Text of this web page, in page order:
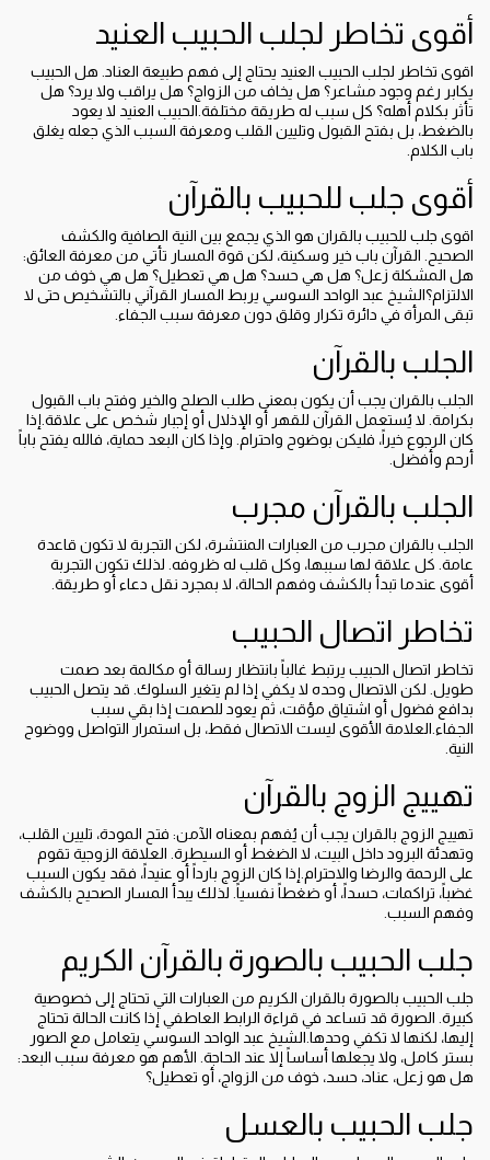
أقوى تخاطر لجلب الحبيب العنيد
اقوى تخاطر لجلب الحبيب العنيد يحتاج إلى فهم طبيعة العناد. هل الحبيب
يكابر رغم وجود مشاعر؟ هل يخاف من الزواج؟ هل يراقب ولا يرد؟ هل
تأثر بكلام أهله؟ كل سبب له طريقة مختلفة.الحبيب العنيد لا يعود
بالضغط، بل بفتح القبول وتليين القلب ومعرفة السبب الذي جعله يغلق
باب الكلام.
أقوى جلب للحبيب بالقرآن
اقوى جلب للحبيب بالقران هو الذي يجمع بين النية الصافية والكشف
الصحيح. القرآن باب خير وسكينة، لكن قوة المسار تأتي من معرفة العائق:
هل المشكلة زعل؟ هل هي حسد؟ هل هي تعطيل؟ هل هي خوف من
الالتزام؟الشيخ عبد الواحد السوسي يربط المسار القرآني بالتشخيص حتى لا
تبقى المرأة في دائرة تكرار وقلق دون معرفة سبب الجفاء.
الجلب بالقرآن
الجلب بالقران يجب أن يكون بمعنى طلب الصلح والخير وفتح باب القبول
بكرامة. لا يُستعمل القرآن للقهر أو الإذلال أو إجبار شخص على علاقة.إذا
كان الرجوع خيراً، فليكن بوضوح واحترام. وإذا كان البعد حماية، فالله يفتح باباً
أرحم وأفضل.
الجلب بالقرآن مجرب
الجلب بالقران مجرب من العبارات المنتشرة، لكن التجربة لا تكون قاعدة
عامة. كل علاقة لها سببها، وكل قلب له ظروفه. لذلك تكون التجربة
أقوى عندما تبدأ بالكشف وفهم الحالة، لا بمجرد نقل دعاء أو طريقة.
تخاطر اتصال الحبيب
تخاطر اتصال الحبيب يرتبط غالباً بانتظار رسالة أو مكالمة بعد صمت
طويل. لكن الاتصال وحده لا يكفي إذا لم يتغير السلوك. قد يتصل الحبيب
بدافع فضول أو اشتياق مؤقت، ثم يعود للصمت إذا بقي سبب
الجفاء.العلامة الأقوى ليست الاتصال فقط، بل استمرار التواصل ووضوح
النية.
تهييج الزوج بالقرآن
تهييج الزوج بالقران يجب أن يُفهم بمعناه الآمن: فتح المودة، تليين القلب،
وتهدئة البرود داخل البيت، لا الضغط أو السيطرة. العلاقة الزوجية تقوم
على الرحمة والرضا والاحترام.إذا كان الزوج بارداً أو عنيداً، فقد يكون السبب
غضباً، تراكمات، حسداً، أو ضغطاً نفسياً. لذلك يبدأ المسار الصحيح بالكشف
وفهم السبب.
جلب الحبيب بالصورة بالقرآن الكريم
جلب الحبيب بالصورة بالقران الكريم من العبارات التي تحتاج إلى خصوصية
كبيرة. الصورة قد تساعد في قراءة الرابط العاطفي إذا كانت الحالة تحتاج
إليها، لكنها لا تكفي وحدها.الشيخ عبد الواحد السوسي يتعامل مع الصور
بستر كامل، ولا يجعلها أساساً إلا عند الحاجة. الأهم هو معرفة سبب البعد:
هل هو زعل، عناد، حسد، خوف من الزواج، أو تعطيل؟
جلب الحبيب بالعسل